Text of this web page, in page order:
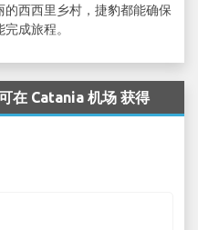
西西里乡村，捷豹都能确保
成旅程。
在 Catania 机场 获得